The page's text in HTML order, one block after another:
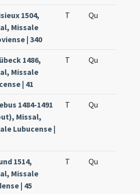
1504,
Missale
| 340
T Qu
1486,
Missale
| 41
T Qu
1484-1491
Missal,
Lubucense |
T Qu
1514,
Missale
| 45
T Qu